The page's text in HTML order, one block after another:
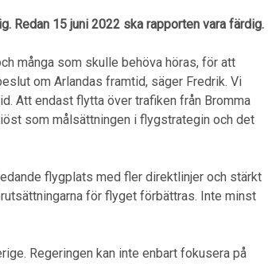
Redan 15 juni 2022 ska rapporten vara färdig.
många som skulle behöva höras, för att
om Arlandas framtid, säger Fredrik. Vi
Att endast flytta över trafiken från Bromma
som målsättningen i flygstrategin och det
flygplats med fler direktlinjer och stärkt
för flyget förbättras. Inte minst
Regeringen kan inte enbart fokusera på